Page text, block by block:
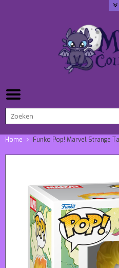
Home Funko Pop! Marvel Strange